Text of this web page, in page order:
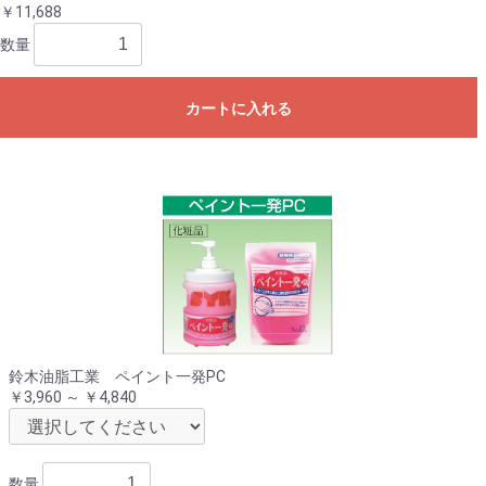
￥11,688
数量
カートに入れる
鈴木油脂工業 ペイント一発PC
￥3,960 ～ ￥4,840